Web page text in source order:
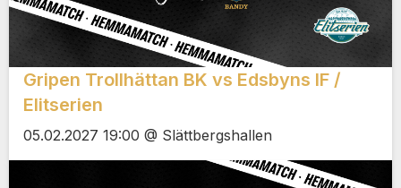
Gripen Trollhättan BK vs Edsbyns IF /
Elitserien
05.02.2027 19:00 @ Slättbergshallen